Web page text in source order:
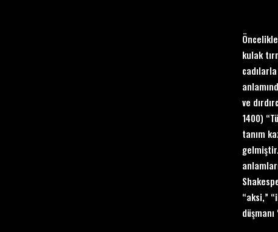
kulak
ve
1400)
tanım
“aksi,”